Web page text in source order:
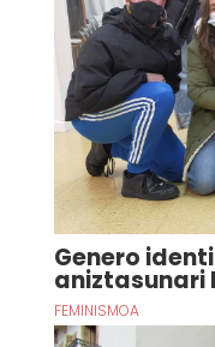
Genero
aniztasunari
FEMINISMOA